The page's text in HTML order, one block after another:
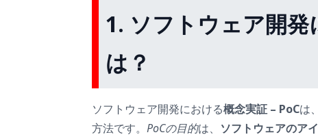
1. ソフトウェア開発
は？
ソフトウェア開発における概念実証 – PoCは
方法です。PoCの目的は、 ソフトウェアのア